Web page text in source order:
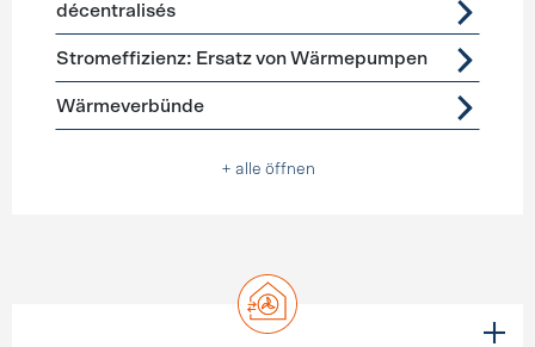
décentralisés
Stromeffizienz: Ersatz von Wärmepumpen
Wärmeverbünde
+ alle öffnen